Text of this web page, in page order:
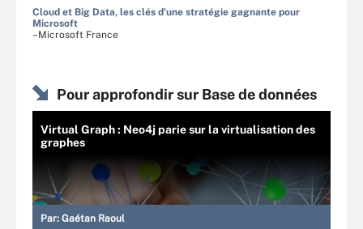
Cloud et Big Data, les clés d'une stratégie gagnante pour
Microsoft
–Microsoft France
Pour approfondir sur Base de données
Virtual Graph : Neo4j parie sur la virtualisation des
graphes
Par: Gaétan Raoul